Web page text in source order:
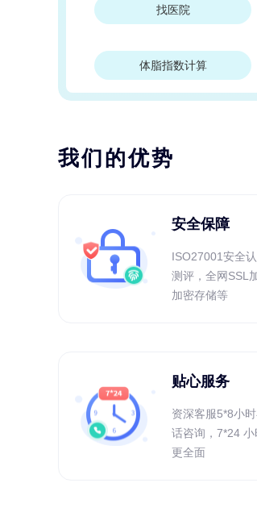
找医院
体脂指数计算
我们的优势
安全保障
ISO27001安全
测评，全网SSL
加密存储等
贴心服务
资深客服5*8小
话咨询，7*24
更全面